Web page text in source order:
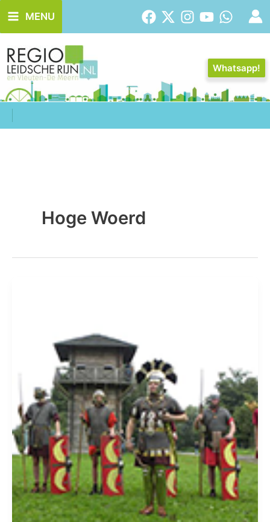
naar
de
inhoud
MENU
Whatsapp!
Hoge Woerd